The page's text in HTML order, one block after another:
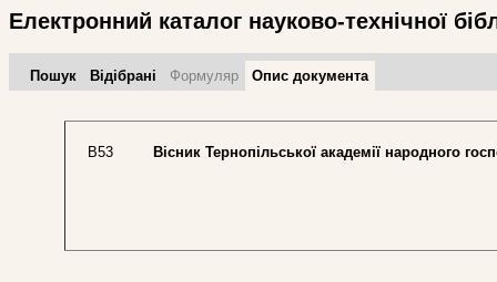
Електронний каталог науково-технічної
Пошук Відібрані Формуляр Опис документа
В53 Вісник Тернопільської академії народного